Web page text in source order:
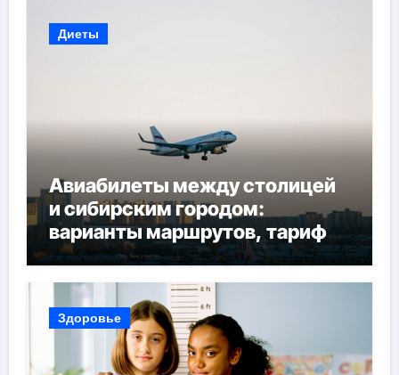
Диеты
Авиабилеты между столицей
и сибирским городом:
варианты маршрутов, тарифы
и советы по планированию
поездки
Здоровье